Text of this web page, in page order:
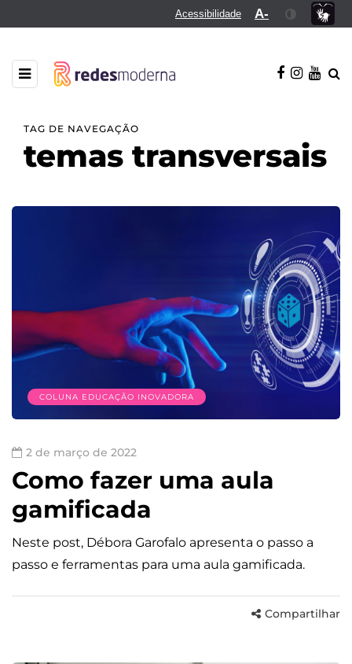
Acessibilidade A-
TAG DE NAVEGAÇÃO
temas transversais
COLUNA EDUCAÇÃO INOVADORA
2 de março de 2022
Como fazer uma aula
gamificada
Neste post, Débora Garofalo apresenta o passo a
passo e ferramentas para uma aula gamificada.
Compartilhar